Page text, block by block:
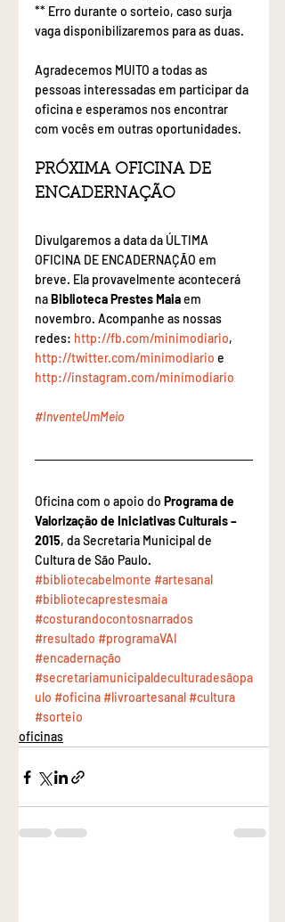
** Erro durante o sorteio, caso surja
vaga disponibilizaremos para as duas.
Agradecemos MUITO a todas as
pessoas interessadas em participar da
oficina e esperamos nos encontrar
com vocês em outras oportunidades.
PRÓXIMA OFICINA DE
ENCADERNAÇÃO
Divulgaremos a data da ÚLTIMA
OFICINA DE ENCADERNAÇÃO em
breve. Ela provavelmente acontecerá
na Biblioteca Prestes Maia em
novembro. Acompanhe as nossas
redes: http://fb.com/minimodiario,
http://twitter.com/minimodiario e
http://instagram.com/minimodiario
#InventeUmMeio
Oficina com o apoio do Programa de
Valorização de Iniciativas Culturais –
2015, da Secretaria Municipal de
Cultura de São Paulo.
#bibliotecabelmonte #artesanal
#bibliotecaprestesmaia
#costurandocontosnarrados
#resultado #programaVAI
#encadernação
#secretariamunicipaldeculturadesãopa
ulo #oficina #livroartesanal #cultura
#sorteio
oficinas